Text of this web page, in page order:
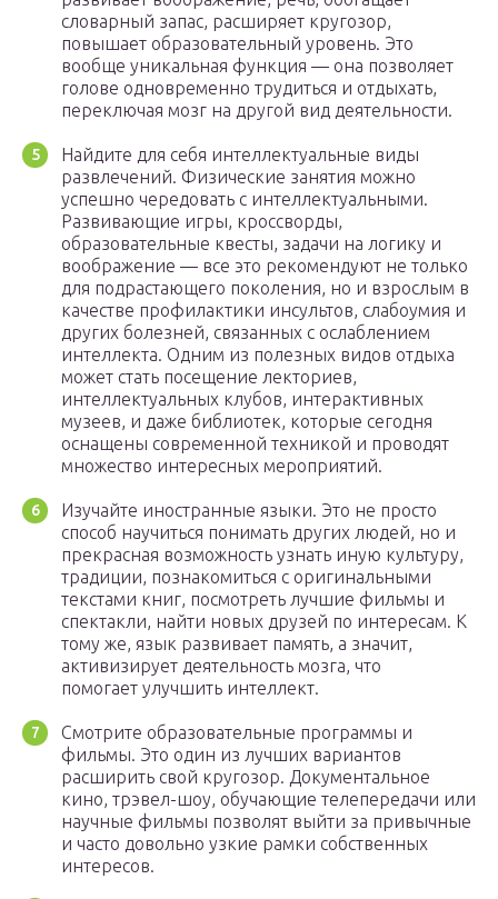
словарный запас, расширяет кругозор,
повышает образовательный уровень. Это
вообще уникальная функция — она позволяет
голове одновременно трудиться и отдыхать,
переключая мозг на другой вид деятельности.
Найдите для себя интеллектуальные виды
развлечений. Физические занятия можно
успешно чередовать с интеллектуальными.
Развивающие игры, кроссворды,
образовательные квесты, задачи на логику и
воображение — все это рекомендуют не только
для подрастающего поколения, но и взрослым в
качестве профилактики инсультов, слабоумия и
других болезней, связанных с ослаблением
интеллекта. Одним из полезных видов отдыха
может стать посещение лекториев,
интеллектуальных клубов, интерактивных
музеев, и даже библиотек, которые сегодня
оснащены современной техникой и проводят
множество интересных мероприятий.
Изучайте иностранные языки. Это не просто
способ научиться понимать других людей, но и
прекрасная возможность узнать иную культуру,
традиции, познакомиться с оригинальными
текстами книг, посмотреть лучшие фильмы и
спектакли, найти новых друзей по интересам. К
тому же, язык развивает память, а значит,
активизирует деятельность мозга, что
помогает улучшить интеллект.
Смотрите образовательные программы и
фильмы. Это один из лучших вариантов
расширить свой кругозор. Документальное
кино, трэвел-шоу, обучающие телепередачи или
научные фильмы позволят выйти за привычные
и часто довольно узкие рамки собственных
интересов.